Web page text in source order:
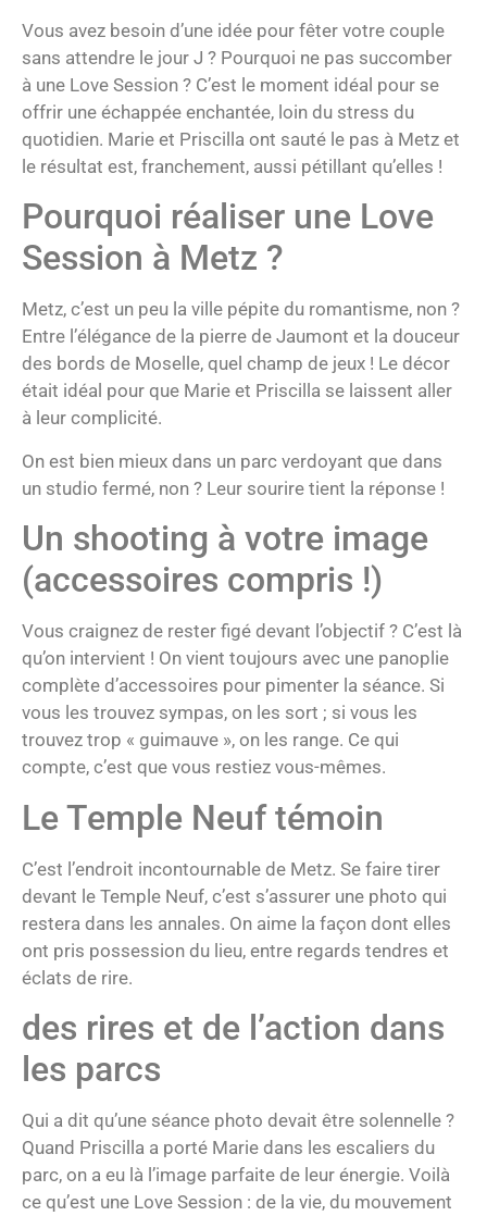
Vous avez besoin d’une idée pour fêter votre couple
sans attendre le jour J ? Pourquoi ne pas succomber
à une Love Session ? C’est le moment idéal pour se
offrir une échappée enchantée, loin du stress du
quotidien. Marie et Priscilla ont sauté le pas à Metz et
le résultat est, franchement, aussi pétillant qu’elles !
Pourquoi réaliser une Love
Session à Metz ?
Metz, c’est un peu la ville pépite du romantisme, non ?
Entre l’élégance de la pierre de Jaumont et la douceur
des bords de Moselle, quel champ de jeux ! Le décor
était idéal pour que Marie et Priscilla se laissent aller
à leur complicité.
On est bien mieux dans un parc verdoyant que dans
un studio fermé, non ? Leur sourire tient la réponse !
Un shooting à votre image
(accessoires compris !)
Vous craignez de rester figé devant l’objectif ? C’est là
qu’on intervient ! On vient toujours avec une panoplie
complète d’accessoires pour pimenter la séance. Si
vous les trouvez sympas, on les sort ; si vous les
trouvez trop « guimauve », on les range. Ce qui
compte, c’est que vous restiez vous-mêmes.
Le Temple Neuf témoin
C’est l’endroit incontournable de Metz. Se faire tirer
devant le Temple Neuf, c’est s’assurer une photo qui
restera dans les annales. On aime la façon dont elles
ont pris possession du lieu, entre regards tendres et
éclats de rire.
des rires et de l’action dans
les parcs
Qui a dit qu’une séance photo devait être solennelle ?
Quand Priscilla a porté Marie dans les escaliers du
parc, on a eu là l’image parfaite de leur énergie. Voilà
ce qu’est une Love Session : de la vie, du mouvement